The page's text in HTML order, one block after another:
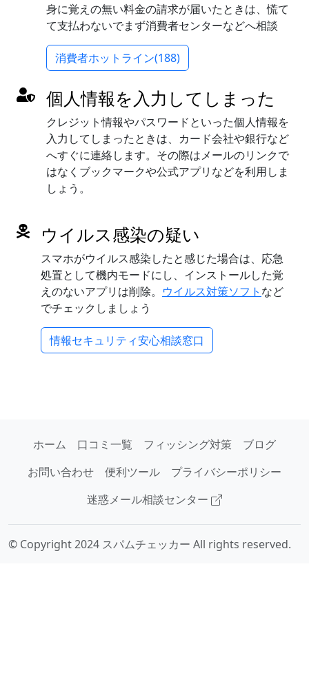
身に覚えの無い料金の請求が届いたときは、慌て
て支払わないでまず消費者センターなどへ相談
消費者ホットライン(188)
個人情報を入力してしまった
クレジット情報やパスワードといった個人情報を
入力してしまったときは、カード会社や銀行など
へすぐに連絡します。その際はメールのリンクで
はなくブックマークや公式アプリなどを利用しま
しょう。
ウイルス感染の疑い
スマホがウイルス感染したと感じた場合は、応急
処置として機内モードにし、インストールした覚
えのないアプリは削除。 ウイルス対策ソフト など
でチェックしましょう
情報セキュリティ安心相談窓口
ホーム 口コミ一覧 フィッシング対策
ブログ
お問い合わせ
便利ツール
プライバシーポリシー
迷惑メール相談センター
© Copyright 2024 スパムチェッカー All rights reserved.